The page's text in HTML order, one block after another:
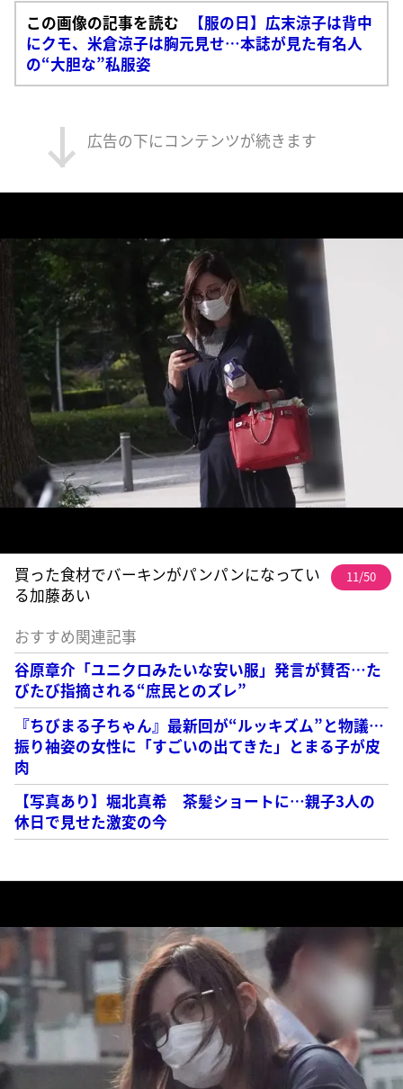
この画像の記事を読む
【服の日】広末涼子は背中
にクモ、米倉涼子は胸元見せ…本誌が見た有名人
の“大胆な”私服姿
広告の下にコンテンツが続きます
買った食材でバーキンがパンパンになってい
る加藤あい
11/50
おすすめ関連記事
谷原章介「ユニクロみたいな安い服」発言が賛否…た
びたび指摘される“庶民とのズレ”
『ちびまる子ちゃん』最新回が“ルッキズム”と物議…
振り袖姿の女性に「すごいの出てきた」とまる子が皮
肉
【写真あり】堀北真希 茶髪ショートに…親子3人の
休日で見せた激変の今